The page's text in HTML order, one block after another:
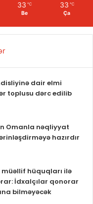
33 ℃
Be
33 ℃
Ça
dair elmi
toplusu dərc edilib
Omanla nəqliyyat
hazırdır
müəllif hüquqları ilə
İdxalçılar qonorar
bilməyəcək